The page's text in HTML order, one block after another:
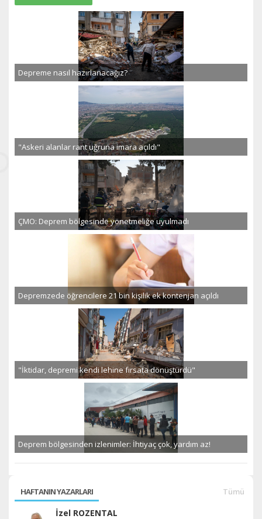
Depreme nasıl hazırlanacağız?
"Askeri alanlar rant uğruna imara açıldı"
ÇMO: Deprem bölgesinde yönetmeliğe uyulmadı
Depremzede öğrencilere 21 bin kişilik ek kontenjan açıldı
"İktidar, depremi kendi lehine fırsata dönüştürdü"
Deprem bölgesinden izlenimler: İhtiyaç çok, yardım az!
HAFTANIN YAZARLARI Tümü
İzel ROZENTAL